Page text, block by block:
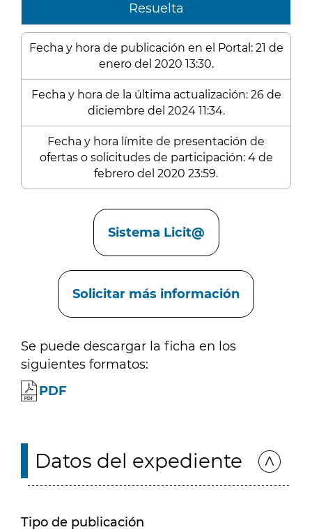
Resuelta
Fecha y hora de publicación en el Portal: 21 de
enero del 2020 13:30.
Fecha y hora de la última actualización: 26 de
diciembre del 2024 11:34.
Fecha y hora límite de presentación de
ofertas o solicitudes de participación: 4 de
febrero del 2020 23:59.
Sistema Licit@
Solicitar más información
Se puede descargar la ficha en los
siguientes formatos:
PDF
Datos del expediente
Tipo de publicación